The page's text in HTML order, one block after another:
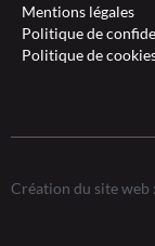
Mentions légales
Politique de
Politique de
Création du site web